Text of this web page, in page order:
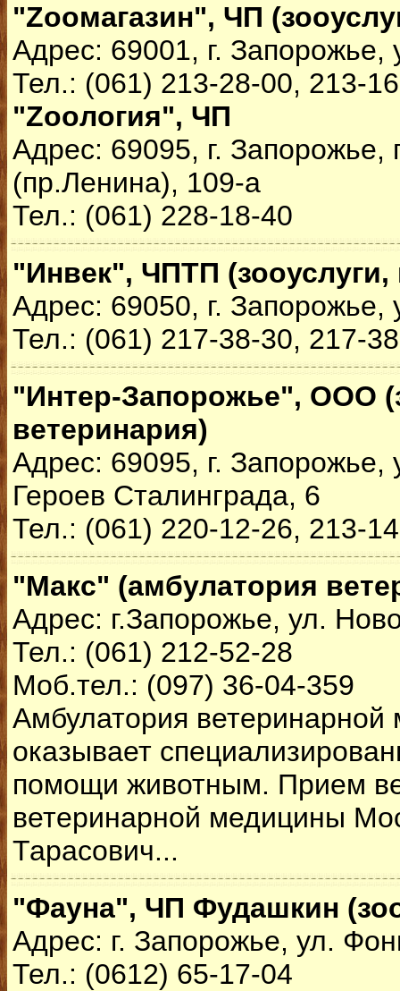
"Zooмагазин", ЧП
Адрес: 69001, г.
Тел.: (061) 213-28-00, 213-
"Zooлогия", ЧП
Адрес: 69095, г.
(пр.Ленина), 109-а
Тел.: (061) 228-18-40
"Инвек", ЧПТП (зооуслуги,
Адрес: 69050, г. Запорожье,
Тел.: (061) 217-38-30, 217-
"Интер-Запорожье", ООО
ветеринария)
Адрес: 69095, г. Запорожье,
Героев Сталинграда, 6
Тел.: (061) 220-12-26, 213-
"Макс" (амбулатория
Адрес: г.Запорожье, ул.
Тел.: (061) 212-52-28
Моб.тел.: (097) 36-04-359
Амбулатория
оказывает
помощи животным. Прием
ветеринарной медицины
Тарасович...
"Фауна", ЧП Фудашкин
Адрес: г. Запорожье, ул.
Тел.: (0612) 65-17-04